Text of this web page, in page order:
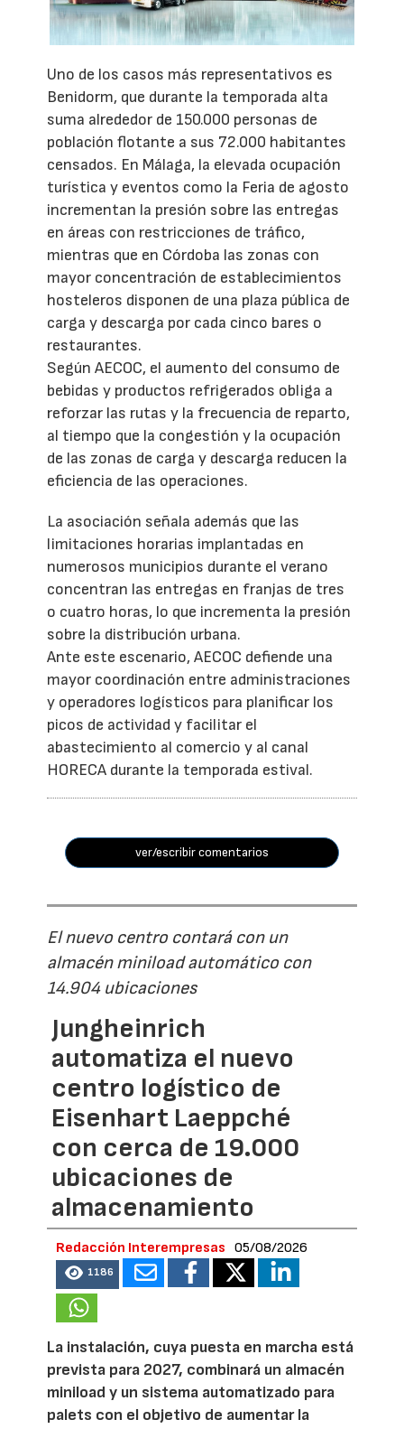
Uno de los casos más representativos es
Benidorm, que durante la temporada alta
suma alrededor de 150.000 personas de
población flotante a sus 72.000 habitantes
censados. En Málaga, la elevada ocupación
turística y eventos como la Feria de agosto
incrementan la presión sobre las entregas
en áreas con restricciones de tráfico,
mientras que en Córdoba las zonas con
mayor concentración de establecimientos
hosteleros disponen de una plaza pública de
carga y descarga por cada cinco bares o
restaurantes.
Según AECOC, el aumento del consumo de
bebidas y productos refrigerados obliga a
reforzar las rutas y la frecuencia de reparto,
al tiempo que la congestión y la ocupación
de las zonas de carga y descarga reducen la
eficiencia de las operaciones.
La asociación señala además que las
limitaciones horarias implantadas en
numerosos municipios durante el verano
concentran las entregas en franjas de tres
o cuatro horas, lo que incrementa la presión
sobre la distribución urbana.
Ante este escenario, AECOC defiende una
mayor coordinación entre administraciones
y operadores logísticos para planificar los
picos de actividad y facilitar el
abastecimiento al comercio y al canal
HORECA durante la temporada estival.
ver/escribir comentarios
El nuevo centro contará con un
almacén miniload automático con
14.904 ubicaciones
Jungheinrich
automatiza el nuevo
centro logístico de
Eisenhart Laeppché
con cerca de 19.000
ubicaciones de
almacenamiento
Redacción Interempresas 05/08/2026
1186
La instalación, cuya puesta en marcha está
prevista para 2027, combinará un almacén
miniload y un sistema automatizado para
palets con el objetivo de aumentar la